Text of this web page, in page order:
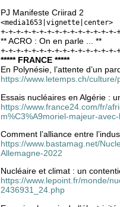
PJ Manifeste Criirad 2
<media1653|vignette|center>
+-+-+-+-+-+-+-+-+-+-+-+-+-+-
** ACRO : On en parle ... **
+-+-+-+-+-+-+-+-+-+-+-+-+-+-
***** FRANCE *****
En Polynésie, l’attente d’un
https://www.letemps.ch/
Essais nucléaires en Algérie :
https://www.france24.com/fr/
m%C3%A9moriel-majeur-
Comment l’alliance entre
https://www.bastamag.net/
Allemagne-2022
Nucléaire et climat : un
https://www.lepoint.fr/monde/
2436931_24.php